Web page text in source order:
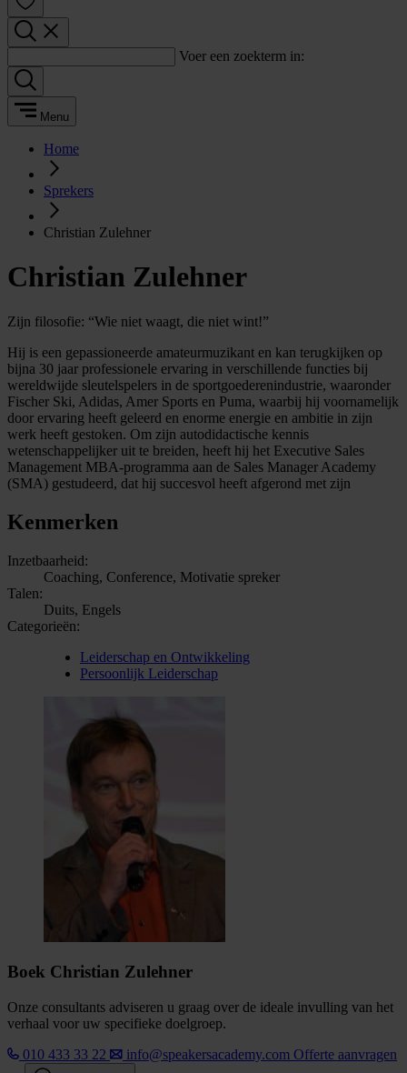
Voer een zoekterm in:
Menu
Home
Sprekers
Christian Zulehner
Christian Zulehner
Zijn filosofie: “Wie niet waagt, die niet wint!”
Hij is een gepassioneerde amateurmuzikant en kan terugkijken op
bijna 30 jaar professionele ervaring in verschillende functies bij
wereldwijde sleutelspelers in de sportgoederenindustrie, waaronder
Fischer Ski, Adidas, Amer Sports en Puma, waarbij hij voornamelijk
door ervaring heeft geleerd en enorme energie en ambitie in zijn
werk heeft gestoken. Om zijn autodidactische kennis
wetenschappelijker uit te breiden, heeft hij het Executive Sales
Management MBA-programma aan de Sales Manager Academy
(SMA) gestudeerd, dat hij succesvol heeft afgerond met zijn
Kenmerken
Inzetbaarheid:
Coaching, Conference, Motivatie spreker
Talen:
Duits, Engels
Categorieën:
Leiderschap en Ontwikkeling
Persoonlijk Leiderschap
Boek Christian Zulehner
Onze consultants adviseren u graag over de ideale invulling van het
verhaal voor uw specifieke doelgroep.
010 433 33 22
info@speakersacademy.com Offerte aanvragen